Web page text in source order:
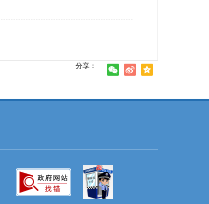
分享：